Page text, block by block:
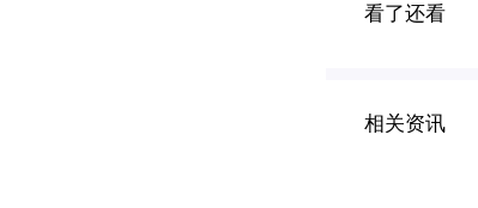
看了还看
相关资讯